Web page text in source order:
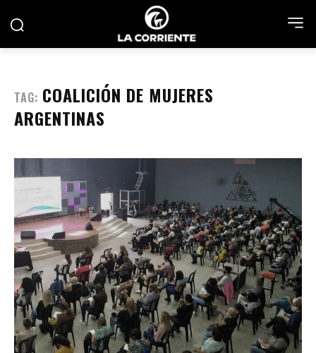
TAG: COALICIÓN DE MUJERES
ARGENTINAS